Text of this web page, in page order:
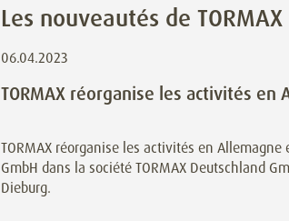
Les nouveautés de TORMAX
06.04.2023
TORMAX réorganise les activités en
TORMAX réorganise les activités en Allemagne
GmbH dans la société TORMAX Deutschland
Dieburg.